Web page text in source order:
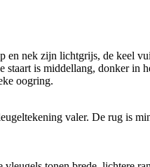
en nek zijn lichtgrijs, de
is middellang, donker in
oogring.
valer. De rug is